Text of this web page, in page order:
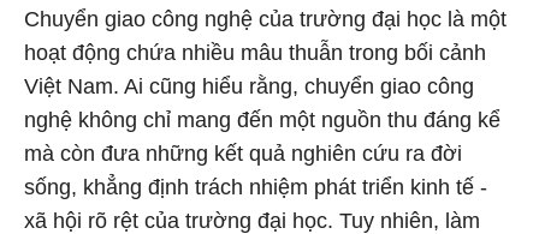
Chuyển giao công nghệ của trường đại học là một
hoạt động chứa nhiều mâu thuẫn trong bối cảnh
Việt Nam. Ai cũng hiểu rằng, chuyển giao công
nghệ không chỉ mang đến một nguồn thu đáng kể
mà còn đưa những kết quả nghiên cứu ra đời
sống, khẳng định trách nhiệm phát triển kinh tế -
xã hội rõ rệt của trường đại học. Tuy nhiên, làm